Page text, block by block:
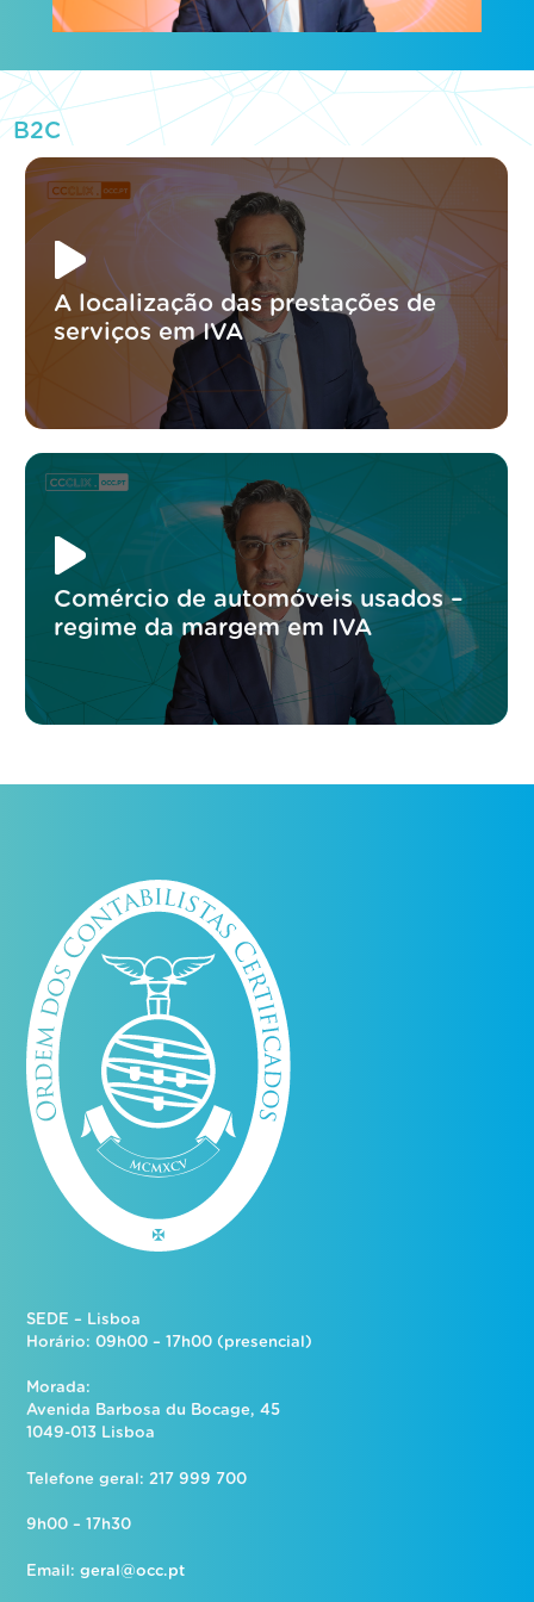
B2C
A localização das prestações de
serviços em IVA
Comércio de automóveis usados –
regime da margem em IVA
SEDE – Lisboa
Horário: 09h00 – 17h00 (presencial)
Morada:
Avenida Barbosa du Bocage, 45
1049-013 Lisboa
Telefone geral: 217 999 700
9h00 – 17h30
Email:geral@occ.pt